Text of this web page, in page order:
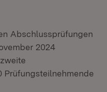
Abschlussprüfungen
2024
Prüfungsteilnehmende